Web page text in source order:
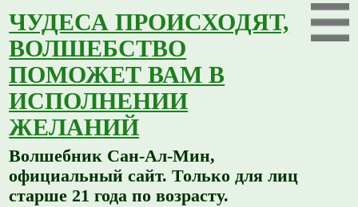
ЧУДЕСА ПРОИСХОДЯТ,
ВОЛШЕБСТВО
ПОМОЖЕТ ВАМ В
ИСПОЛНЕНИИ
ЖЕЛАНИЙ
Волшебник Сан-Ал-Мин,
официальный сайт. Только для лиц
старше 21 года по возрасту.